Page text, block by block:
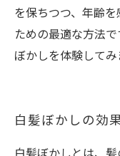
を保ちつつ、年齢
ための最適な方法
ぼかしを体験してみ
白髪ぼかしの効
白髪ぼかしとは、